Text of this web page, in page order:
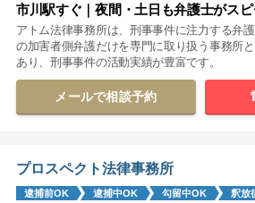
市川駅すぐ｜夜間・土日も弁護士がス
アトム法律事務所は、刑事事件に注力する弁
の加害者側弁護だけを専門に取り扱う事務所
あり、刑事事件の活動実績が豊富です。
メールで相談予約
プロスペクト法律事務所
逮捕前OK 逮捕中OK 勾留中OK 釈放